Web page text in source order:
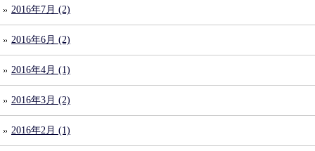
2016年7月 (2)
2016年6月 (2)
2016年4月 (1)
2016年3月 (2)
2016年2月 (1)